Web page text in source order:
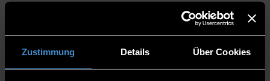
Zustimmung Details Über Cookies
Betreuung international Studierender am ECRI
Gästebetreuung am ECRI
International Office Veranstaltungen